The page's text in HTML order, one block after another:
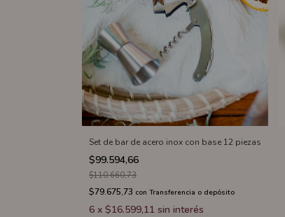
Set de bar de acero inox con base 12 piezas
$99.594,66
$110.660,73
$79.675,73 con Transferencia o depósito
6 x $16.599,11 sin interés